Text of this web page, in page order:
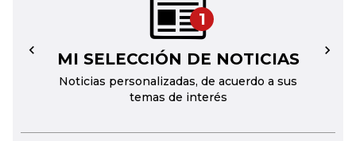
1
MI SELECCIÓN DE NOTICIAS
Noticias personalizadas, de acuerdo a sus
temas de interés
← →